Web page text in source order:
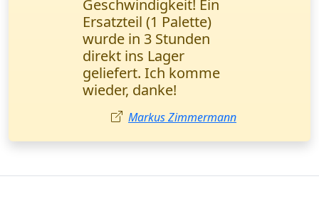
von Kleingut (1 Palette)
bestellt. Alles schnell,
aber der Fahrer war
wegen Stau leicht
verspätet. Insgesamt
guter Service.
Matthias Bauer